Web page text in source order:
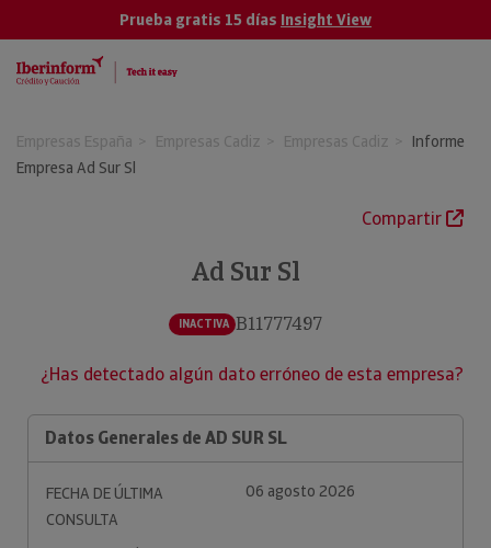
Prueba gratis 15 días Insight View
Empresas España Empresas Cadiz Empresas Cadiz
Informe
Empresa Ad Sur Sl
Compartir
Ad Sur Sl
INACTIVA B11777497
¿Has detectado algún dato erróneo de esta empresa?
Datos Generales de AD SUR SL
FECHA DE ÚLTIMA
CONSULTA
06 agosto 2026